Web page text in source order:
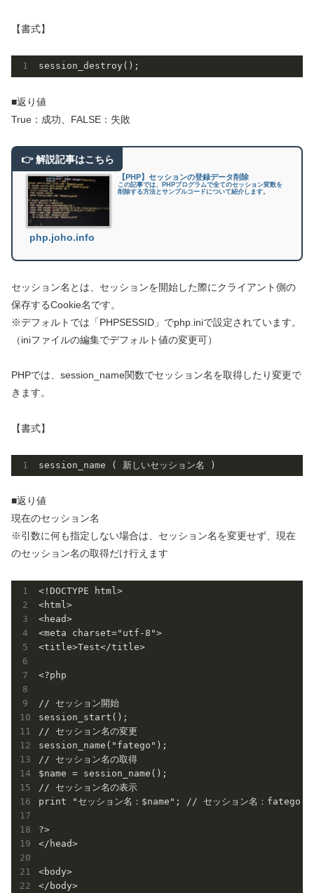
【書式】
■返り値
True：成功、FALSE：失敗
【PHP】セッションの登録データ削除
この記事では、PHPプログラムで全てのセッション変数を
削除する方法とサンプルコードについて紹介します。
php.joho.info
セッション名とは、セッションを開始した際にクライアント側の
保存するCookie名です。
※デフォルトでは「PHPSESSID」でphp.iniで設定されています。
（iniファイルの編集でデフォルト値の変更可）
PHPでは、session_name関数でセッション名を取得したり変更で
きます。
【書式】
■返り値
現在のセッション名
※引数に何も指定しない場合は、セッション名を変更せず、現在
のセッション名の取得だけ行えます
<!DOCTYPE html>
<html>
<head>
<meta charset="utf-8">
<title>Test</title>
<?php
// セッション開始
session_start();
// セッション名の変更
session_name("fatego");
// セッション名の取得
$name = session_name();
// セッション名の表示
print "セッション名：$name"; // セッション名：fatego
?>
</head>
<body>
</body>